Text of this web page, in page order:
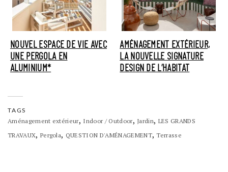
NOUVEL ESPACE DE VIE AVEC
UNE PERGOLA EN
ALUMINIUM*
AMÉNAGEMENT EXTÉRIEUR,
LA NOUVELLE SIGNATURE
DESIGN DE L’HABITAT
TAGS
Aménagement extérieur, Indoor / Outdoor, Jardin, LES GRANDS
TRAVAUX, Pergola, QUESTION D'AMÉNAGEMENT,Terrasse